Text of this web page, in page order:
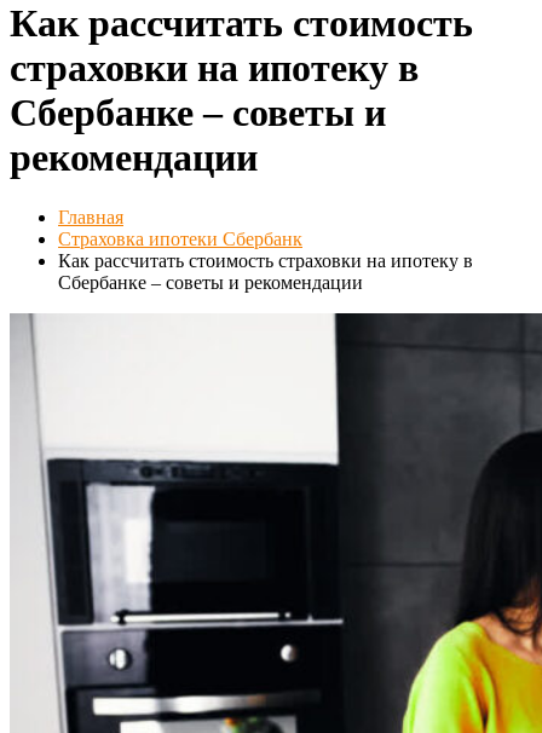
Как рассчитать стоимость
страховки на ипотеку в
Сбербанке – советы и
рекомендации
Главная
Страховка ипотеки Сбербанк
Как рассчитать стоимость страховки на ипотеку в
Сбербанке – советы и рекомендации